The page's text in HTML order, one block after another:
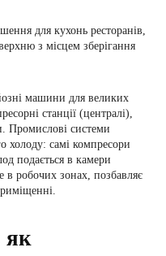
для кухонь ресторанів,
з місцем зберігання
машини для великих
станції (централі),
Промислові системи
холоду: самі компресори
подається в камери
в робочих зонах, позбавляє
як